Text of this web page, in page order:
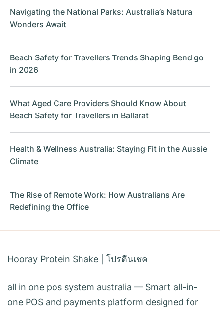
Navigating the National Parks: Australia’s Natural
Wonders Await
Beach Safety for Travellers Trends Shaping Bendigo
in 2026
What Aged Care Providers Should Know About
Beach Safety for Travellers in Ballarat
Health & Wellness Australia: Staying Fit in the Aussie
Climate
The Rise of Remote Work: How Australians Are
Redefining the Office
Hooray Protein Shake โปรตีนเชค
all in one pos system australia — Smart all-in-
one POS and payments platform designed for